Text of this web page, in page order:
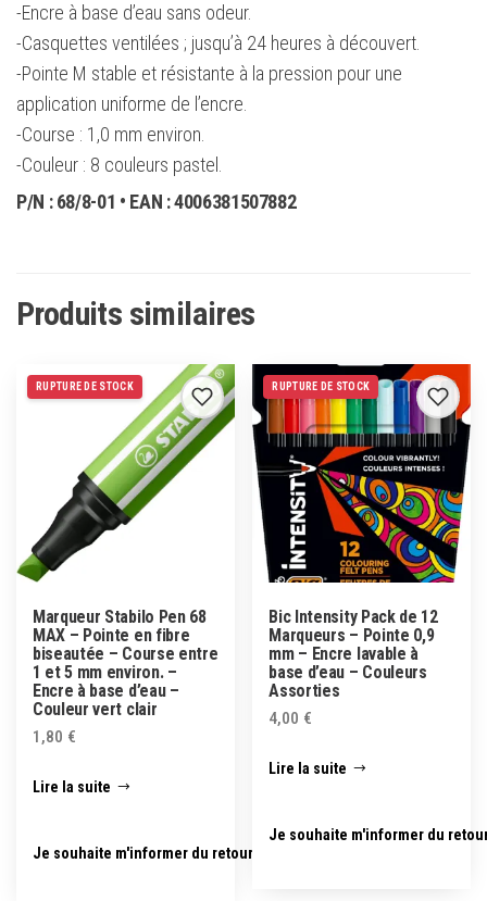
-Encre à base d’eau sans odeur.
-Casquettes ventilées ; jusqu’à 24 heures à découvert.
-Pointe M stable et résistante à la pression pour une
application uniforme de l’encre.
-Course : 1,0 mm environ.
-Couleur : 8 couleurs pastel.
P/N :68/8-01 • EAN :4006381507882
Produits similaires
RUPTURE DE STOCK
Marqueur Stabilo Pen 68
MAX – Pointe en fibre
biseautée – Course entre
1 et 5 mm environ. –
Encre à base d’eau –
Couleur vert clair
1,80 €
Lire la suite
Je souhaite m'informer du retour en stock
RUPTURE DE STOCK
Bic Intensity Pack de 12
Marqueurs – Pointe 0,9
mm – Encre lavable à
base d’eau – Couleurs
Assorties
4,00 €
Lire la suite
Je souhaite m'informer du